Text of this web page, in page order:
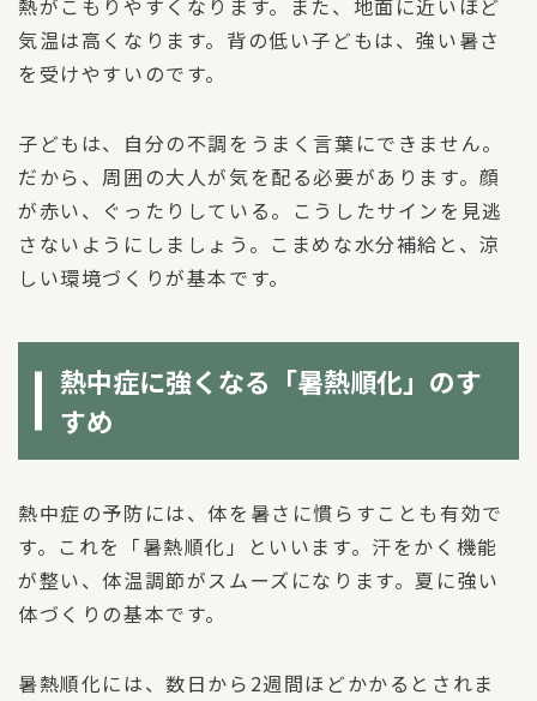
熱がこもりやすくなります。また、地面に近いほど
気温は高くなります。背の低い子どもは、強い暑さ
を受けやすいのです。
子どもは、自分の不調をうまく言葉にできません。
だから、周囲の大人が気を配る必要があります。顔
が赤い、ぐったりしている。こうしたサインを見逃
さないようにしましょう。こまめな水分補給と、涼
しい環境づくりが基本です。
熱中症に強くなる「暑熱順化」のす
すめ
熱中症の予防には、体を暑さに慣らすことも有効で
す。これを「暑熱順化」といいます。汗をかく機能
が整い、体温調節がスムーズになります。夏に強い
体づくりの基本です。
暑熱順化には、数日から2週間ほどかかるとされま